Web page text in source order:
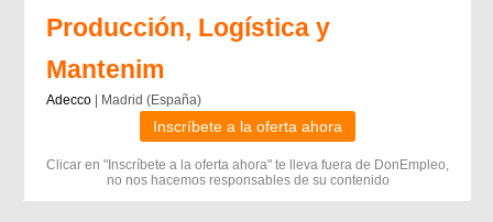
Producción, Logística y
Mantenim
Adecco | Madrid (España)
Inscríbete a la oferta ahora
Clicar en "Inscríbete a la oferta ahora" te lleva fuera de DonEmpleo,
no nos hacemos responsables de su contenido